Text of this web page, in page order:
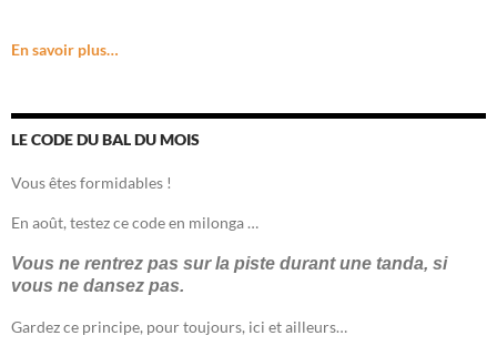
En savoir plus…
LE CODE DU BAL DU MOIS
Vous êtes formidables !
En août, testez ce code en milonga …
Vous ne rentrez pas sur la piste durant une tanda, si
vous ne dansez pas.
Gardez ce principe, pour toujours, ici et ailleurs…